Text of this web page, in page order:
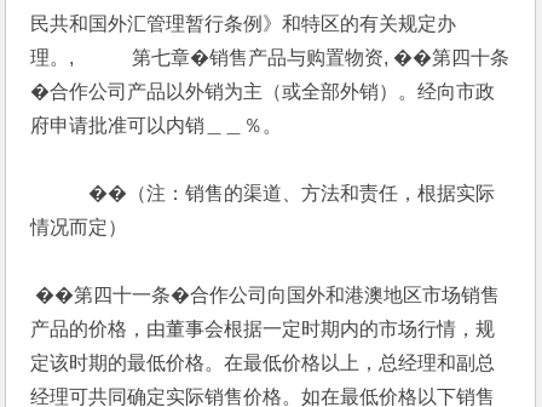
民共和国外汇管理暂行条例》和特区的有关规定办
理。,            第七章�销售产品与购置物资, ��第四十条
�合作公司产品以外销为主（或全部外销）。经向市政
府申请批准可以内销＿＿％。
��（注：销售的渠道、方法和责任，根据实际
情况而定）
��第四十一条�合作公司向国外和港澳地区市场销售
产品的价格，由董事会根据一定时期内的市场行情，规
定该时期的最低价格。在最低价格以上，总经理和副总
经理可共同确定实际销售价格。如在最低价格以下销售